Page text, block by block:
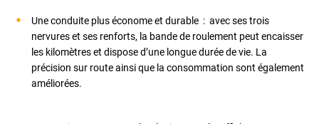
Une conduite plus économe et durable : avec ses trois
nervures et ses renforts, la bande de roulement peut encaisser
les kilomètres et dispose d’une longue durée de vie. La
précision sur route ainsi que la consommation sont également
améliorées.